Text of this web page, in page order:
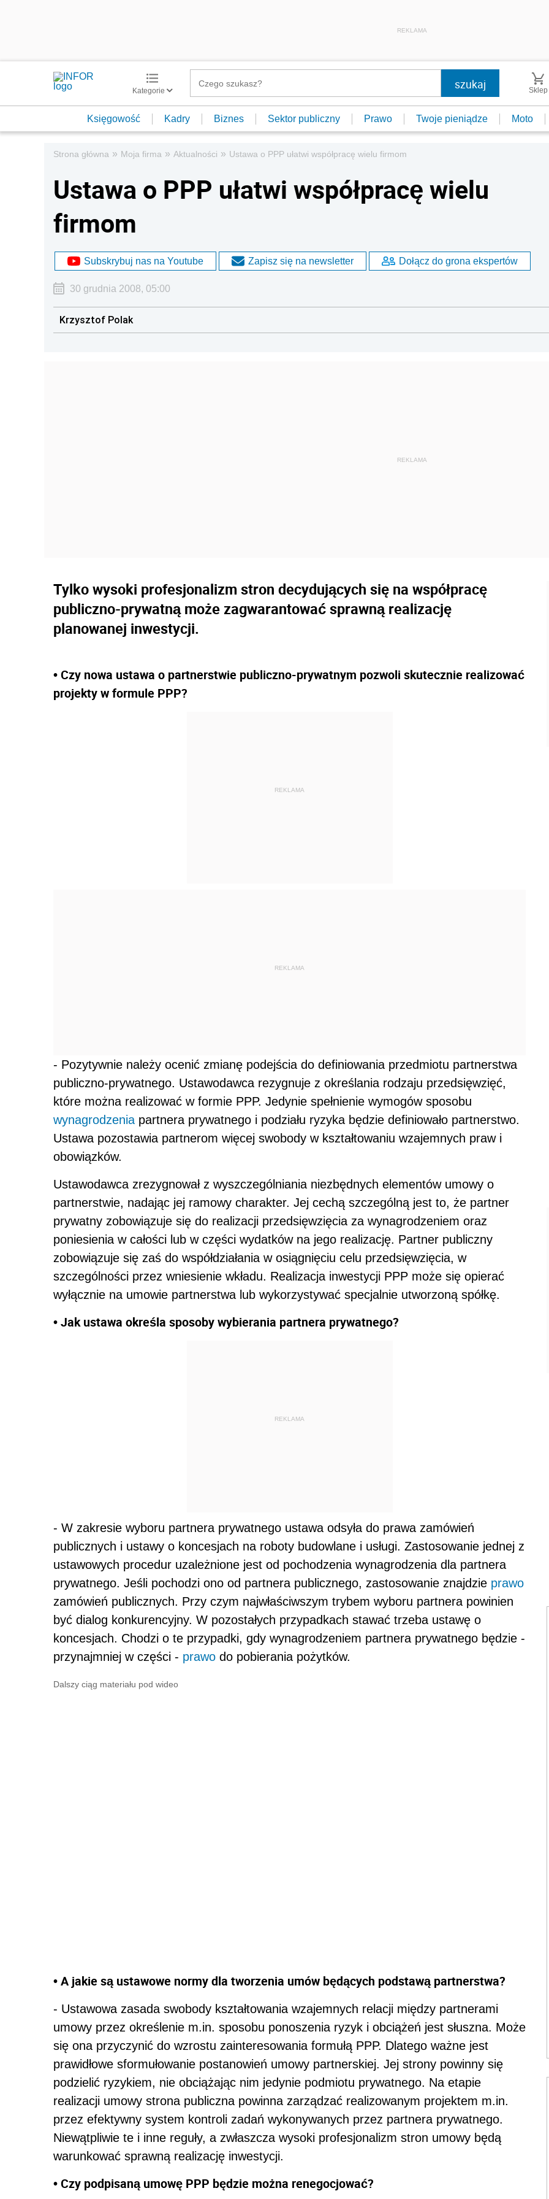
REKLAMA
Kategorie Sklep
Księgowość Kadry Biznes Sektor publiczny Prawo Twoje pieniądze Moto
Strona główna » Moja firma » Aktualności » Ustawa o PPP ułatwi współpracę wielu firmom
Ustawa o PPP ułatwi współpracę wielu
firmom
Subskrybuj nas na Youtube Zapisz się na newsletter Dołącz do grona ekspertów
30 grudnia 2008, 05:00
Krzysztof Polak
Tylko wysoki profesjonalizm stron decydujących się na współpracę
publiczno-prywatną może zagwarantować sprawną realizację
planowanej inwestycji.
• Czy nowa ustawa o partnerstwie publiczno-prywatnym pozwoli skutecznie realizować
projekty w formule PPP?
REKLAMA
REKLAMA
- Pozytywnie należy ocenić zmianę podejścia do definiowania przedmiotu partnerstwa
publiczno-prywatnego. Ustawodawca rezygnuje z określania rodzaju przedsięwzięć,
które można realizować w formie PPP. Jedynie spełnienie wymogów sposobu
wynagrodzenia partnera prywatnego i podziału ryzyka będzie definiowało partnerstwo.
Ustawa pozostawia partnerom więcej swobody w kształtowaniu wzajemnych praw i
obowiązków.
Ustawodawca zrezygnował z wyszczególniania niezbędnych elementów umowy o
partnerstwie, nadając jej ramowy charakter. Jej cechą szczególną jest to, że partner
prywatny zobowiązuje się do realizacji przedsięwzięcia za wynagrodzeniem oraz
poniesienia w całości lub w części wydatków na jego realizację. Partner publiczny
zobowiązuje się zaś do współdziałania w osiągnięciu celu przedsięwzięcia, w
szczególności przez wniesienie wkładu. Realizacja inwestycji PPP może się opierać
wyłącznie na umowie partnerstwa lub wykorzystywać specjalnie utworzoną spółkę.
• Jak ustawa określa sposoby wybierania partnera prywatnego?
REKLAMA
- W zakresie wyboru partnera prywatnego ustawa odsyła do prawa zamówień
publicznych i ustawy o koncesjach na roboty budowlane i usługi. Zastosowanie jednej z
ustawowych procedur uzależnione jest od pochodzenia wynagrodzenia dla partnera
prywatnego. Jeśli pochodzi ono od partnera publicznego, zastosowanie znajdzie prawo
zamówień publicznych. Przy czym najwłaściwszym trybem wyboru partnera powinien
być dialog konkurencyjny. W pozostałych przypadkach stawać trzeba ustawę o
koncesjach. Chodzi o te przypadki, gdy wynagrodzeniem partnera prywatnego będzie -
przynajmniej w części - prawo do pobierania pożytków.
Dalszy ciąg materiału pod wideo
• A jakie są ustawowe normy dla tworzenia umów będących podstawą partnerstwa?
- Ustawowa zasada swobody kształtowania wzajemnych relacji między partnerami
umowy przez określenie m.in. sposobu ponoszenia ryzyk i obciążeń jest słuszna. Może
się ona przyczynić do wzrostu zainteresowania formułą PPP. Dlatego ważne jest
prawidłowe sformułowanie postanowień umowy partnerskiej. Jej strony powinny się
podzielić ryzykiem, nie obciążając nim jedynie podmiotu prywatnego. Na etapie
realizacji umowy strona publiczna powinna zarządzać realizowanym projektem m.in.
przez efektywny system kontroli zadań wykonywanych przez partnera prywatnego.
Niewątpliwie te i inne reguły, a zwłaszcza wysoki profesjonalizm stron umowy będą
warunkować sprawną realizację inwestycji.
• Czy podpisaną umowę PPP będzie można renegocjować?